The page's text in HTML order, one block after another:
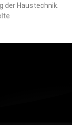
der Haustechnik.